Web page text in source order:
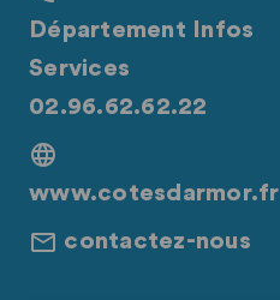
Département Infos
Services
02.96.62.62.22
www.cotesdarmor.fr
contactez-nous